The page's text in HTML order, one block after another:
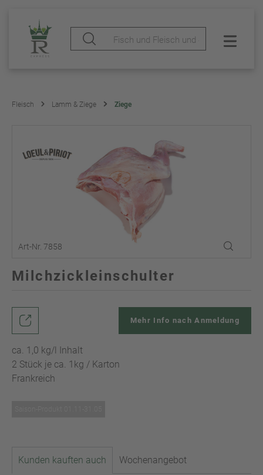
Fleisch Lamm & Ziege Ziege
Art-Nr. 7858
Milchzickleinschulter
ca. 1,0 kg/l Inhalt
2 Stück je ca. 1kg / Karton
Frankreich
Mehr Info nach Anmeldung
Kunden kauften auch Wochenangebot